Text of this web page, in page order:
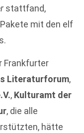
stattfand,
mit den elf
Frankfurter
Literaturforum,
, Kulturamt der
, die alle
hätte